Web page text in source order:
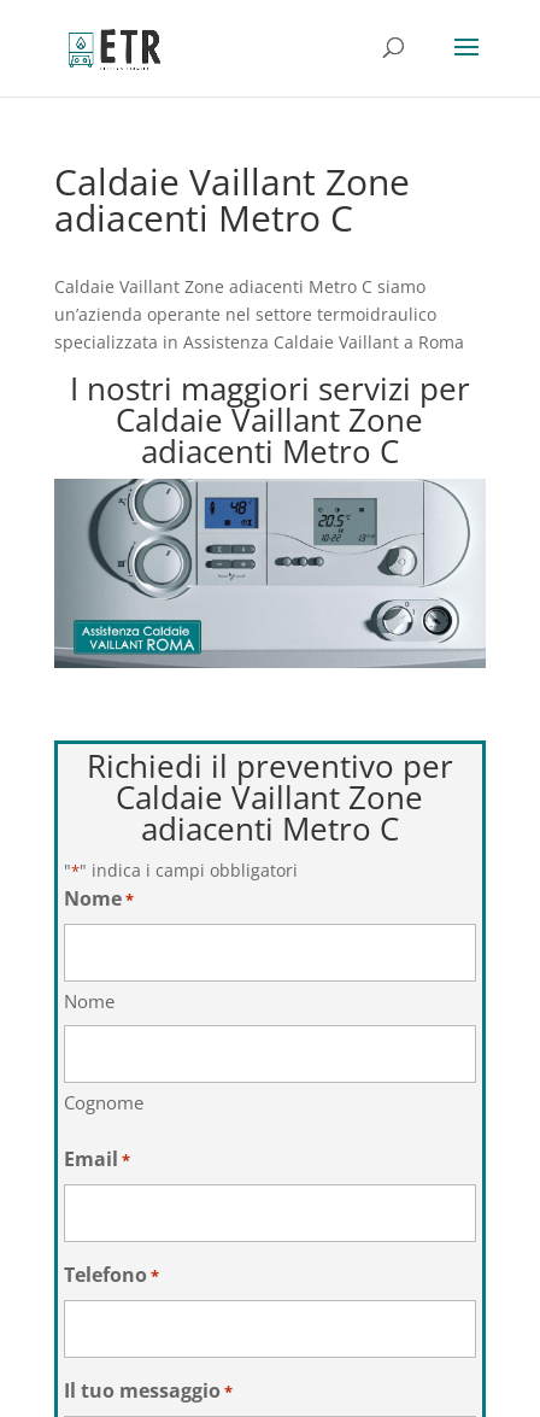
Caldaie Vaillant Zone
adiacenti Metro C
Caldaie Vaillant Zone adiacenti Metro C siamo
un’azienda operante nel settore termoidraulico
specializzata in Assistenza Caldaie Vaillant a Roma
I nostri maggiori servizi per
Caldaie Vaillant Zone
adiacenti Metro C
Richiedi il preventivo per
Caldaie Vaillant Zone
adiacenti Metro C
"*" indica i campi obbligatori
Nome*
Nome
Cognome
Email *
Telefono*
Il tuo messaggio*